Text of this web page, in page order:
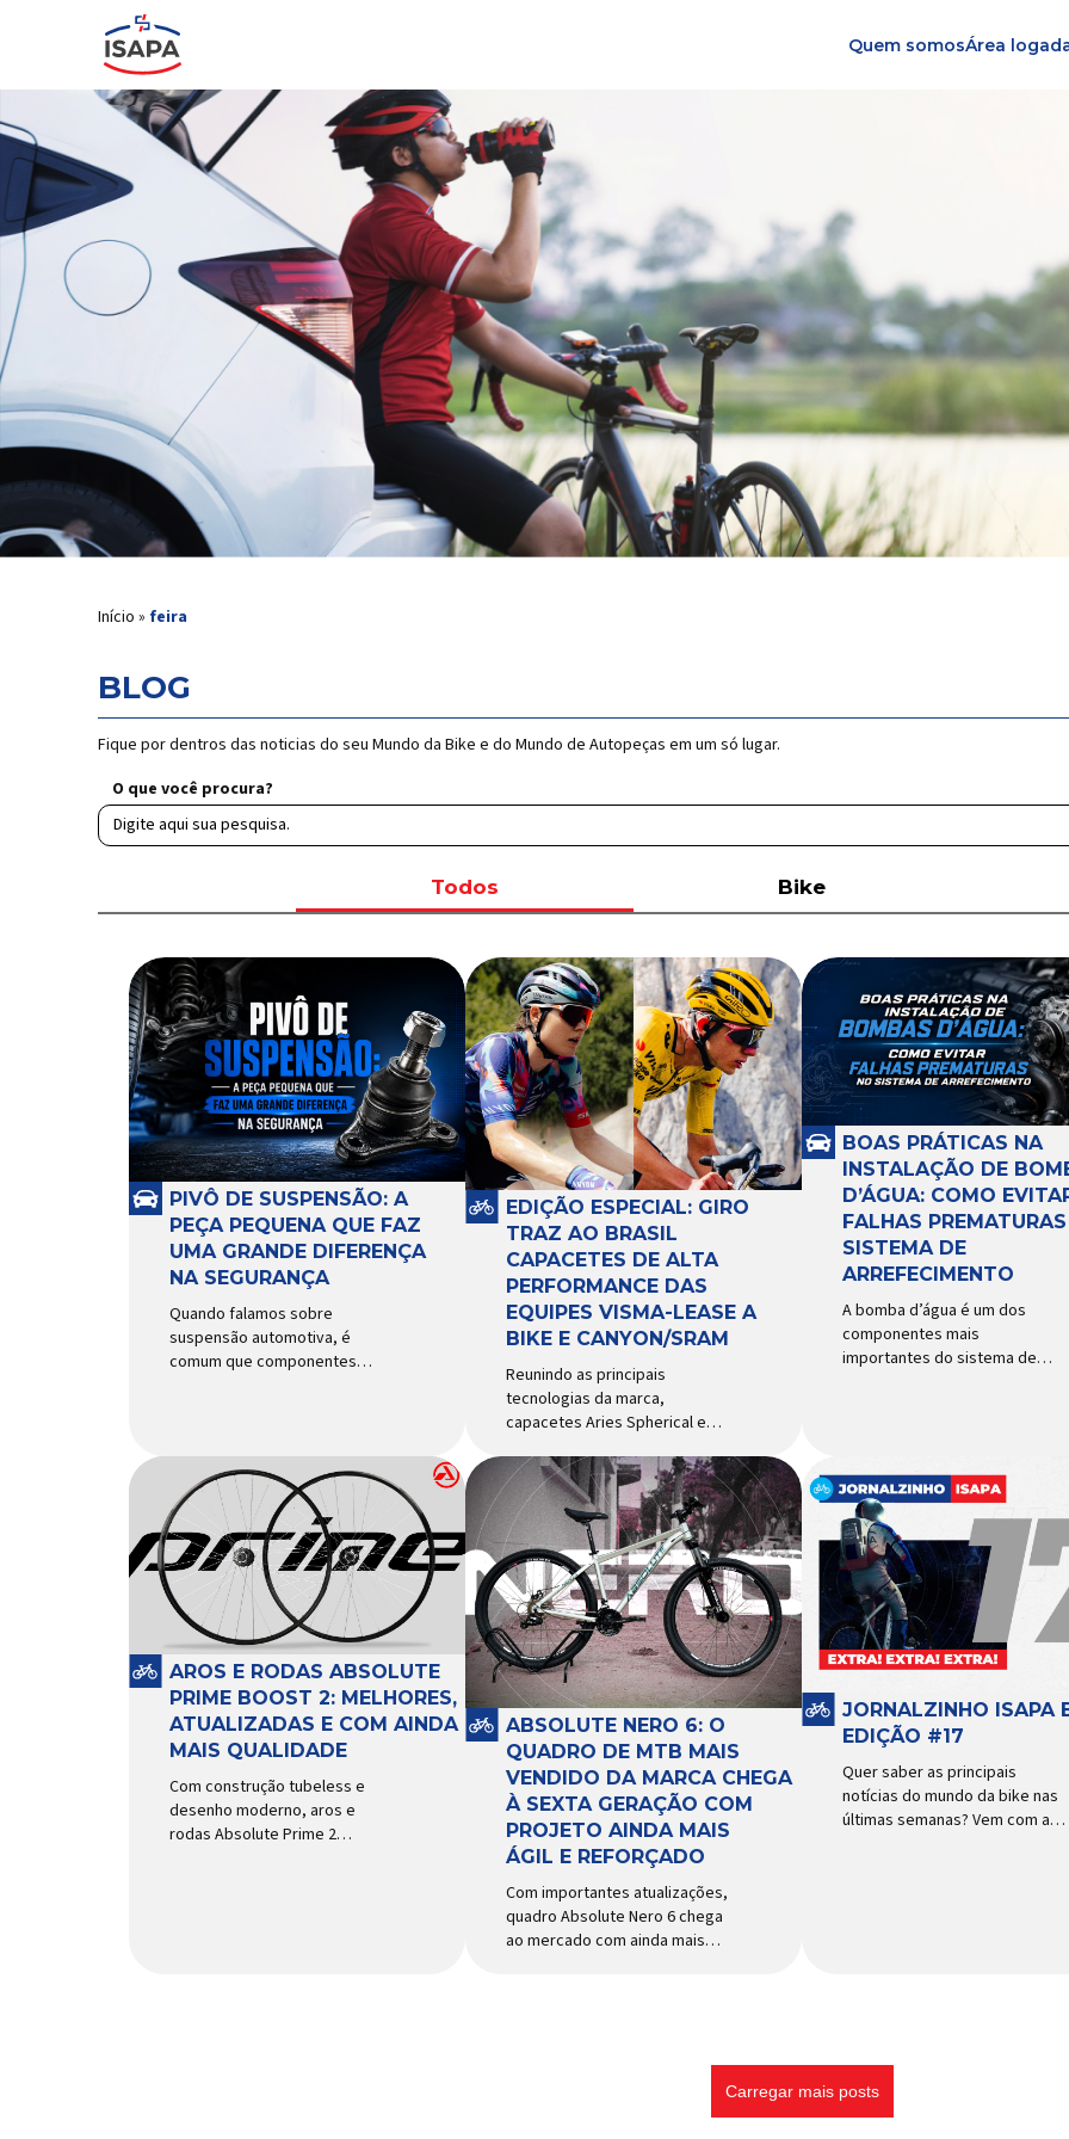
Quem somosÁrea
Início » feira
BLOG
Fique por dentros das noticias do seu Mundo da Bike e do Mundo de Autopeças em um só lugar.
O que você procura?
Todos Bike
PIVÔ DE SUSPENSÃO: A
PEÇA PEQUENA QUE FAZ
UMA GRANDE DIFERENÇA
NA SEGURANÇA
Quando falamos sobre
suspensão automotiva, é
comum que componentes
pequena que desempenha um
papel fundamental na
segurança e no
comportamento do veículo: o
pivô de suspensão.
Responsável por conectar
diferentes componentes do
sistema e permitir os
movimentos necessários
durante a condução, o pivô […]
EDIÇÃO ESPECIAL: GIRO
TRAZ AO BRASIL
CAPACETES DE ALTA
PERFORMANCE DAS
EQUIPES VISMA-LEASE A
BIKE E CANYON/SRAM
Reunindo as principais
tecnologias da marca,
capacetes Aries Spherical e
ao país com a pintura oficial
utilizada por equipes do World
Tour Patrocinadora de algumas
das principais equipes de
ciclismo do mundo, a Giro é
uma das marcas de capacetes
e acessórios para ciclismo
mais reconhecida no Brasil.
Importada e distribuída […]
BOAS PRÁTICAS NA
INSTALAÇÃO DE
D’ÁGUA: COMO
FALHAS
SISTEMA DE
ARREFECIMENTO
A bomba d’água é um dos
componentes mais
importantes do sistema de
componentes do sistema,
controlando a temperatura de
operação e evitando
superaquecimentos. Por
trabalhar constantemente
enquanto o motor está em
funcionamento, a bomba
d’água exige não apenas […]
AROS E RODAS ABSOLUTE
PRIME BOOST 2: MELHORES,
ATUALIZADAS E COM AINDA
MAIS QUALIDADE
Com construção tubeless e
desenho moderno, aros e
rodas Absolute Prime 2
ABSOLUTE NERO 6: O
QUADRO DE MTB MAIS
VENDIDO DA MARCA CHEGA
À SEXTA GERAÇÃO COM
PROJETO AINDA MAIS
ÁGIL E REFORÇADO
Com importantes atualizações,
quadro Absolute Nero 6 chega
ao mercado com ainda mais
bicicletas brasileiro chega em
JORNALZINHO ISAPA
EDIÇÃO #17
Quer saber as principais
notícias do mundo da bike nas
últimas semanas? Vem com a
Carregar mais posts